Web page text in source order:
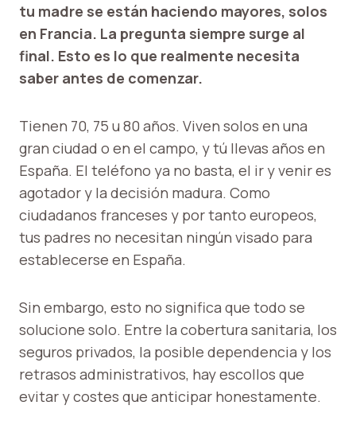
tu madre se están haciendo mayores, solos
en Francia. La pregunta siempre surge al
final. Esto es lo que realmente necesita
saber antes de comenzar.
Tienen 70, 75 u 80 años. Viven solos en una
gran ciudad o en el campo, y tú llevas años en
España. El teléfono ya no basta, el ir y venir es
agotador y la decisión madura. Como
ciudadanos franceses y por tanto europeos,
tus padres no necesitan ningún visado para
establecerse en España.
Sin embargo, esto no significa que todo se
solucione solo. Entre la cobertura sanitaria, los
seguros privados, la posible dependencia y los
retrasos administrativos, hay escollos que
evitar y costes que anticipar honestamente.